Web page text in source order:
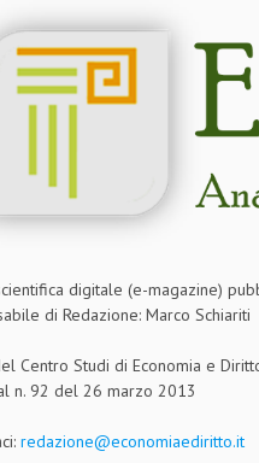
digitale (e-magazine)
di Redazione: Marco Schiariti
Centro Studi di Economia e
n. 92 del 26 marzo 2013
redazione@economiaediritto.it